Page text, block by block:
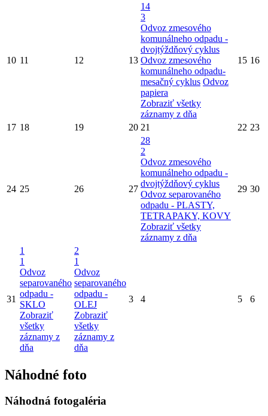
10 11 12 13
14
3
Odvoz zmesového
komunálneho odpadu -
dvojtýždňový cyklus
Odvoz zmesového
komunálneho odpadu-
mesačný cyklus Odvoz
papiera
Zobraziť všetky
záznamy z dňa
15 16
17 18 19 20 21 22 23
24 25 26 27
28
2
Odvoz zmesového
komunálneho odpadu -
dvojtýždňový cyklus
Odvoz separovaného
odpadu - PLASTY,
TETRAPAKY, KOVY
Zobraziť všetky
záznamy z dňa
29 30
31
1
1
Odvoz
separovaného
odpadu -
SKLO
Zobraziť
všetky
záznamy z
dňa
2
1
Odvoz
separovaného
odpadu -
OLEJ
Zobraziť
všetky
záznamy z
dňa
3 4 5 6
Náhodné foto
Náhodná fotogaléria